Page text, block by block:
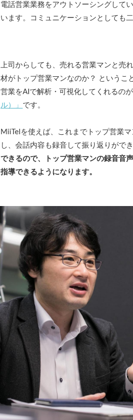
電話営業業務をアウトソーシングして
います。コミュニケーションとしても
上司からしても、売れる営業マンと売
材がトップ営業マンなのか？ というこ
営業をAIで解析・可視化してくれるのが
ル）」 です。
MiiTelを使えば、これまでトップ営業
し、会話内容も録音して振り返りができ
できるので、トップ営業マンの録音音
指導できるようになります。